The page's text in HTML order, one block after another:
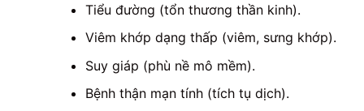
Tiểu đường (tổn thương thần kinh).
Viêm khớp dạng thấp (viêm, sưng khớp).
Suy giáp (phù nề mô mềm).
Bệnh thận mạn tính (tích tụ dịch).